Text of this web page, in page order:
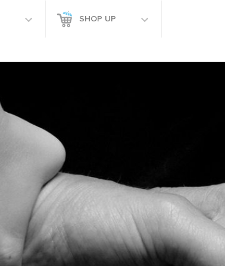
SHOP UP